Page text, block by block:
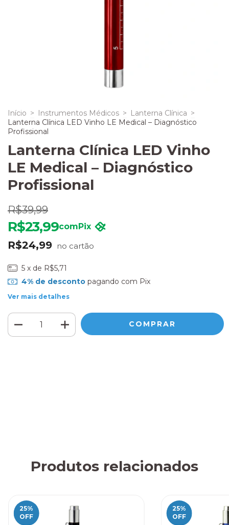
Início > Instrumentos Médicos > Lanterna Clínica >
Lanterna Clínica LED Vinho LE Medical – Diagnóstico
Profissional
Lanterna Clínica LED Vinho
LE Medical – Diagnóstico
Profissional
R$39,99
R$24,99
R$23,99comPix
5 x de R$5,71
4% de descontopagando com Pix
Ver mais detalhes
Produtos relacionados
25%
OFF
25%
OFF